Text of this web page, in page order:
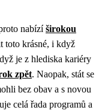
nabízíširokou
toto krásné, i když
je z hlediska kariéry
zpět. Naopak, stát se
bez obav a s novou
celá řada programů a